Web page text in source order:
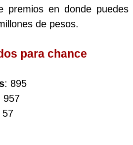
premios en donde puedes
de pesos.
para chance
: 895
957
57